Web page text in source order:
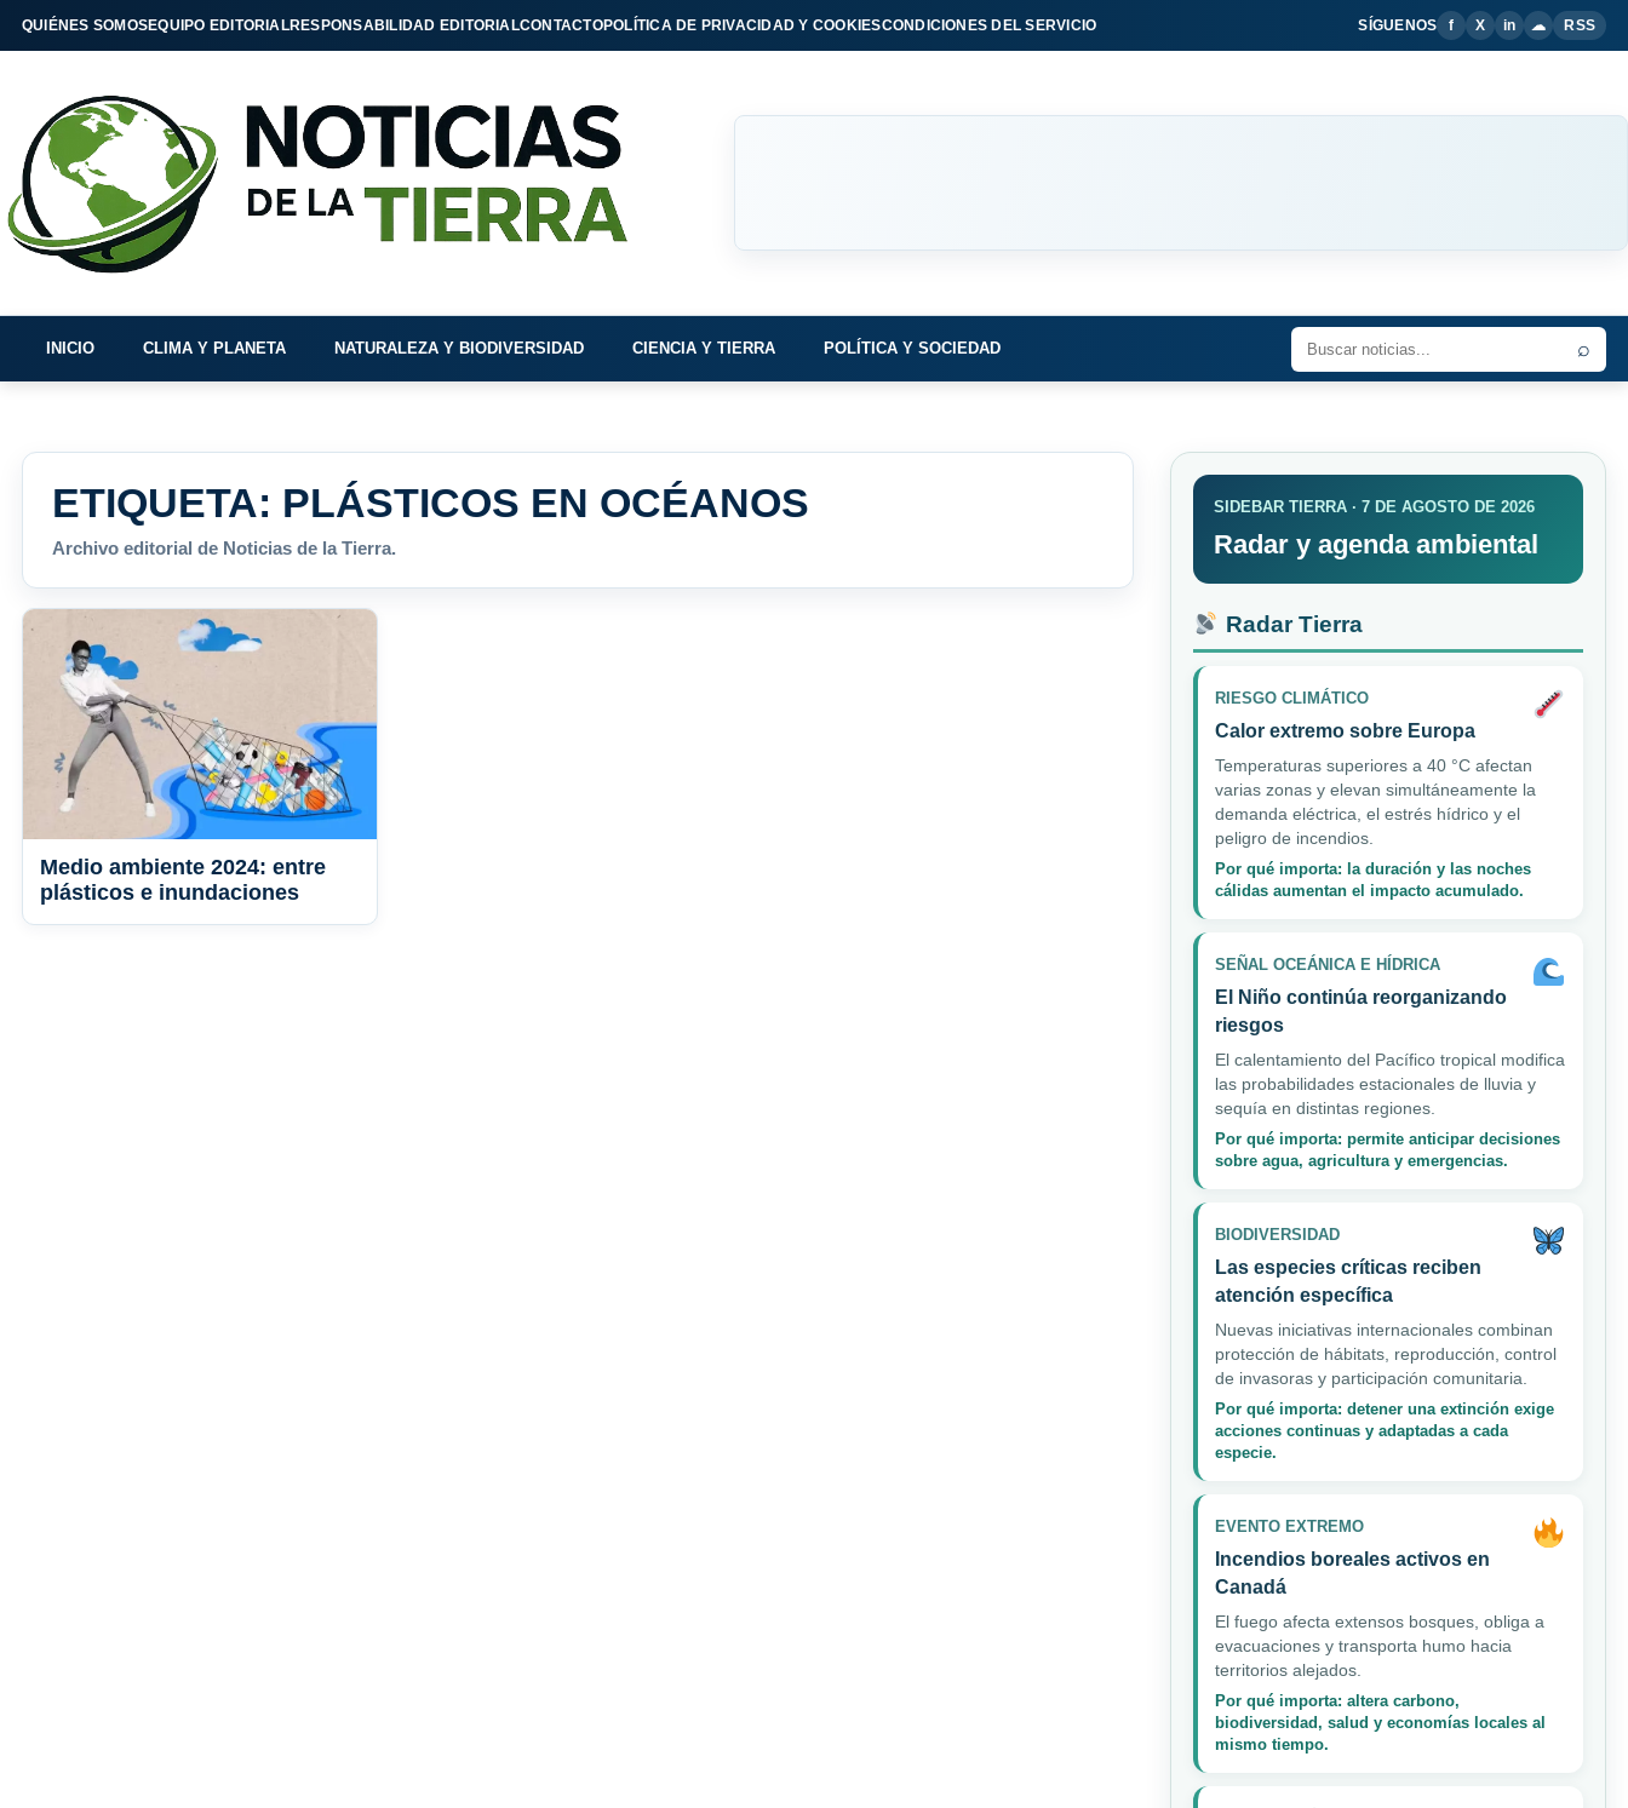
QUIÉNES SOMOSEQUIPO EDITORIALRESPONSABILIDAD EDITORIALCONTACTOPOLÍTICA DE PRIVACIDAD Y COOKIESCONDICIONES DEL SERVICIO SÍGUENOS f X in ☁ RSS
INICIO CLIMA Y PLANETA NATURALEZA Y BIODIVERSIDAD CIENCIA Y TIERRA POLÍTICA Y SOCIEDAD ⌕
ETIQUETA: PLÁSTICOS EN OCÉANOS
Archivo editorial de Noticias de la Tierra.
Medio ambiente 2024: entre
plásticos e inundaciones
SIDEBAR TIERRA · 7 DE AGOSTO DE 2026
Radar y agenda ambiental
Radar Tierra
RIESGO CLIMÁTICO
Calor extremo sobre Europa
Temperaturas superiores a 40 °C afectan
varias zonas y elevan simultáneamente la
demanda eléctrica, el estrés hídrico y el
peligro de incendios.
Por qué importa: la duración y las noches
cálidas aumentan el impacto acumulado.
SEÑAL OCEÁNICA E HÍDRICA
El Niño continúa reorganizando
riesgos
El calentamiento del Pacífico tropical modifica
las probabilidades estacionales de lluvia y
sequía en distintas regiones.
Por qué importa: permite anticipar decisiones
sobre agua, agricultura y emergencias.
BIODIVERSIDAD
Las especies críticas reciben
atención específica
Nuevas iniciativas internacionales combinan
protección de hábitats, reproducción, control
de invasoras y participación comunitaria.
Por qué importa: detener una extinción exige
acciones continuas y adaptadas a cada
especie.
EVENTO EXTREMO
Incendios boreales activos en
Canadá
El fuego afecta extensos bosques, obliga a
evacuaciones y transporta humo hacia
territorios alejados.
Por qué importa: altera carbono,
biodiversidad, salud y economías locales al
mismo tiempo.